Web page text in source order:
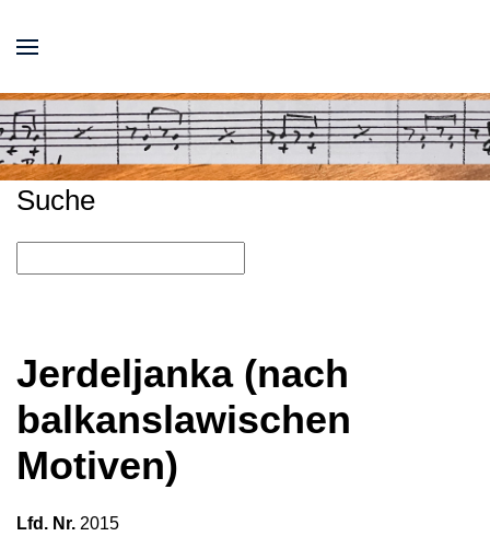
Suche
Jerdeljanka (nach
balkanslawischen
Motiven)
Lfd. Nr. 2015